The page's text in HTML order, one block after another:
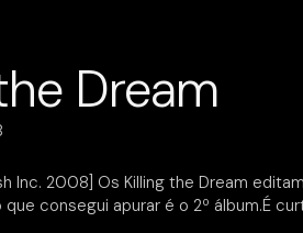
Dream
Inc. 2008] Os Killing the Dream
consegui apurar é o 2º álbum.É